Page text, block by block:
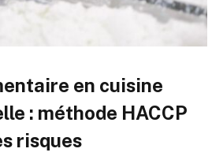
en cuisine
: méthode HACCP
risques